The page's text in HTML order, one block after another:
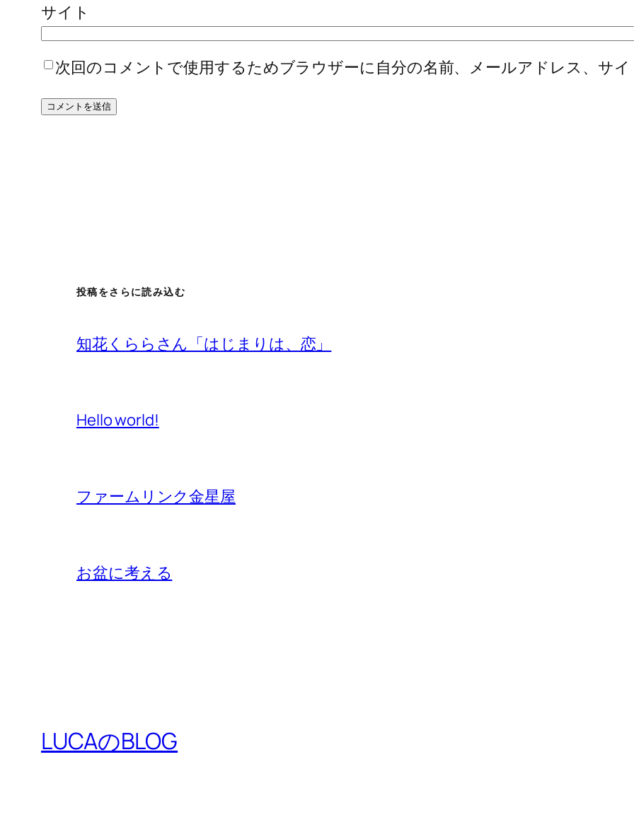
サイト
次回のコメントで使用するためブラウザーに自分の名前、メールアドレス、サ
投稿をさらに読み込む
知花くららさん「はじまりは、恋」
Hello world!
ファームリンク金星屋
お盆に考える
LUCAのBLOG